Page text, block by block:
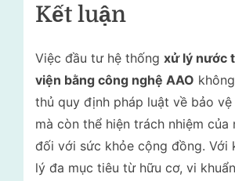
Kết luận
Việc đầu tư hệ thống xử lý nước
viện bằng công nghệ AAO
thủ quy định pháp luật về bảo
mà còn thể hiện trách nhiệm của
đối với sức khỏe cộng đồng. Với
lý đa mục tiêu từ hữu cơ, vi